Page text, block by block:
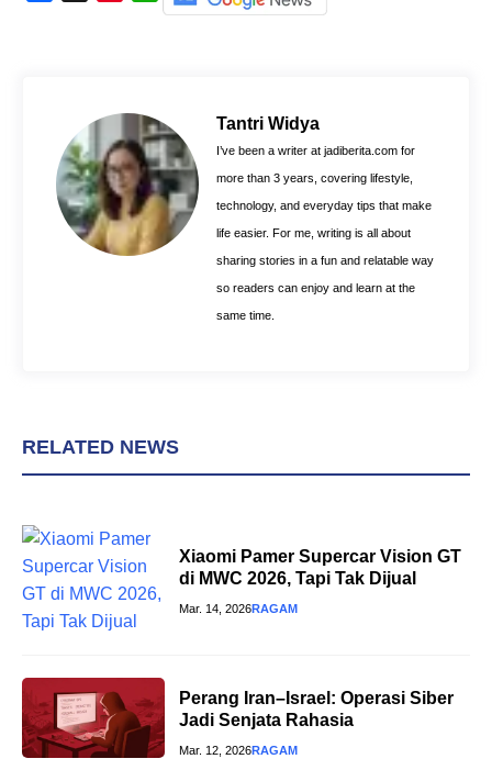
k
e
s
t
h
A
p
p
Tantri Widya
I’ve been a writer at jadiberita.com for
more than 3 years, covering lifestyle,
technology, and everyday tips that make
life easier. For me, writing is all about
sharing stories in a fun and relatable way
so readers can enjoy and learn at the
same time.
RELATED NEWS
Xiaomi Pamer Supercar Vision GT
di MWC 2026, Tapi Tak Dijual
Mar. 14, 2026RAGAM
Perang Iran–Israel: Operasi Siber
Jadi Senjata Rahasia
Mar. 12, 2026RAGAM